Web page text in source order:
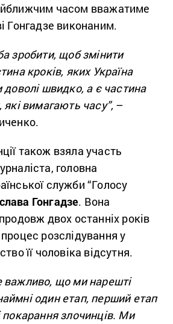
часом вважатиме
Гонгадзе виконаним.
зробити, щоб змінити
кроків, яких Україна
доволі швидко, а є частина
вимагають часу”, –
також взяла участь
головна
служби “Голосу
Гонгадзе. Вона
двох останніх років
розслідування у
її чоловіка відсутня.
важливо, що ми нарешті
один етап, перший етап
покарання злочинців. Ми